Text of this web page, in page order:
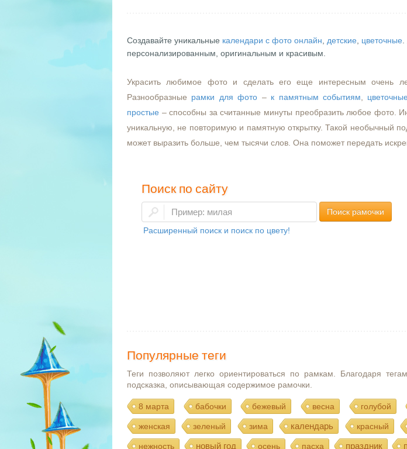
Создавайте уникальные календари с фото онлайн детские цветочные
персонализированным, оригинальным и красивым.
Украсить любимое фото и сделать его еще интересным очень
Разнообразные рамки для фото – к памятным событиям цветочные
простые – способны за считанные минуты преобразить любое фото.
уникальную, не повторимую и памятную открытку. Такой необычный
может выразить больше, чем тысячи слов. Она поможет передать
Поиск по сайту
Поиск рамочки
Расширенный поиск и поиск по цвету!
Популярные теги
Теги позволяют легко ориентироваться по рамкам. Благодаря
подсказка, описывающая содержимое рамочки.
8 марта бабочки бежевый весна голубой
женская зеленый зима календарь красный
нежность новый год осень пасха праздник